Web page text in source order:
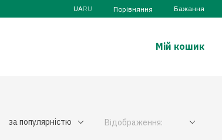
UARU Порівняння Бажання
Мій кошик
за популярністю Відображення: